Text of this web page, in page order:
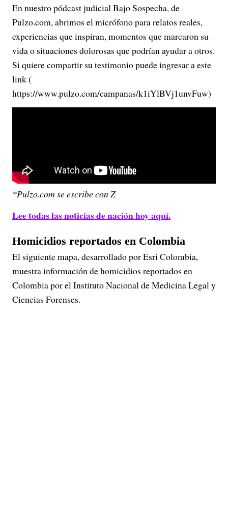
En nuestro pódcast judicial Bajo Sospecha, de
Pulzo.com, abrimos el micrófono para relatos reales,
experiencias que inspiran, momentos que marcaron su
vida o situaciones dolorosas que podrían ayudar a otros.
Si quiere compartir su testimonio puede ingresar a este
link (
https://www.pulzo.com/campanas/k1iYlBVj1unvFuw)
*Pulzo.com se escribe con Z
Lee todas las noticias de nación hoy aquí.
Homicidios reportados en Colombia
El siguiente mapa, desarrollado por Esri Colombia,
muestra información de homicidios reportados en
Colombia por el Instituto Nacional de Medicina Legal y
Ciencias Forenses.